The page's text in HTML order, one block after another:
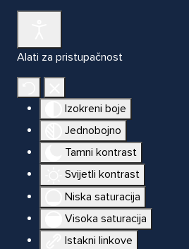
Alati za pristupačnost
Izokreni boje
Jednobojno
Tamni kontrast
Svijetli kontrast
Niska saturacija
Visoka saturacija
Istakni linkove